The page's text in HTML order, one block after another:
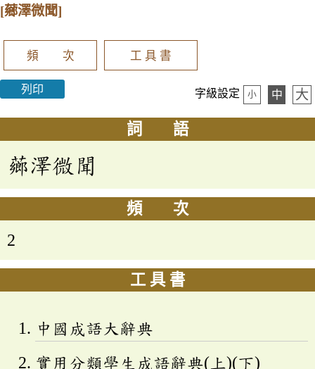
[薌澤微聞]
頻 次 工 具 書
列印 字級設定 小 中 大
詞 語
薌澤微聞
頻 次
2
工 具 書
中國成語大辭典
實用分類學生成語辭典(上)(下)